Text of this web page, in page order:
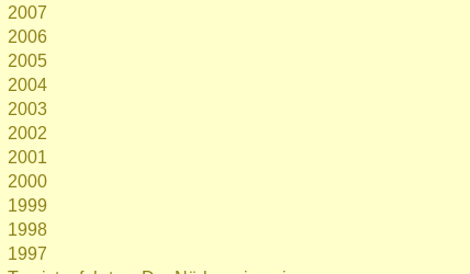
2007
2006
2005
2004
2003
2002
2001
2000
1999
1998
1997